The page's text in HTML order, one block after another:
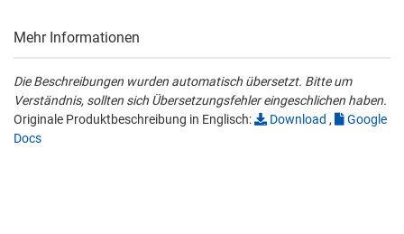
Mehr Informationen
Die Beschreibungen wurden automatisch übersetzt. Bitte um
Verständnis, sollten sich Übersetzungsfehler eingeschlichen haben.
Originale Produktbeschreibung in Englisch:
Download ,
Google
Docs